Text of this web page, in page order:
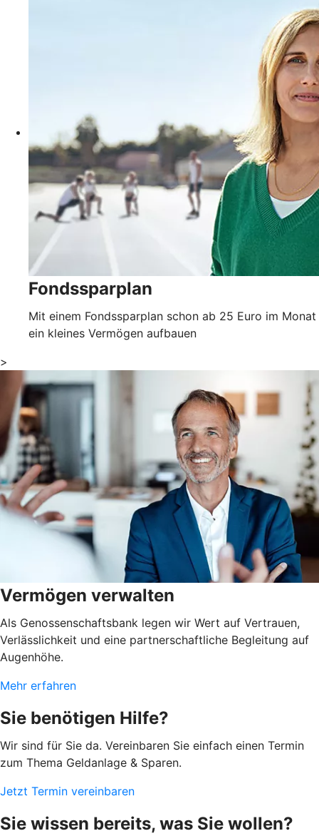
Fondssparplan
Mit einem Fondssparplan schon ab 25 Euro im Monat
ein kleines Vermögen aufbauen
>
Vermögen verwalten
Als Genossenschaftsbank legen wir Wert auf Vertrauen,
Verlässlichkeit und eine partnerschaftliche Begleitung auf
Augenhöhe.
Mehr erfahren
Sie benötigen Hilfe?
Wir sind für Sie da. Vereinbaren Sie einfach einen Termin
zum Thema Geldanlage & Sparen.
Jetzt Termin vereinbaren
Sie wissen bereits, was Sie wollen?